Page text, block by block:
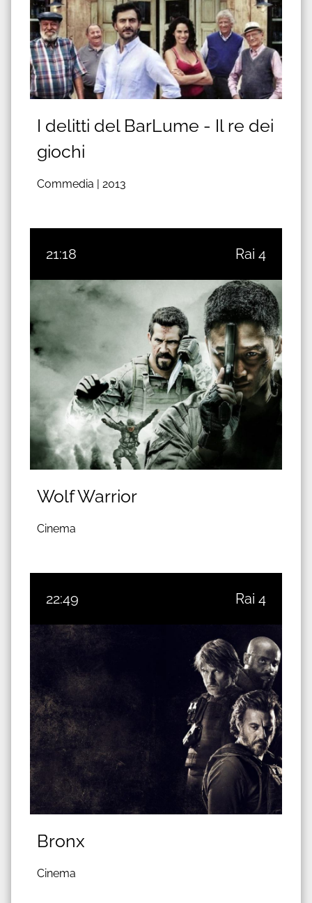
I delitti del BarLume - Il re dei
giochi
Commedia | 2013
21:18 Rai 4
Wolf Warrior
Cinema
22:49 Rai 4
Bronx
Cinema